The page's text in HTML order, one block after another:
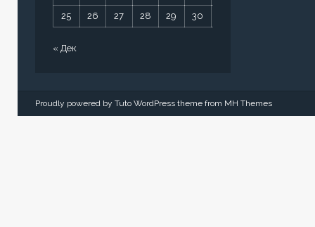
25 26 27 28 29 30
« Дек
Proudly powered by Tuto WordPress theme from MH Themes